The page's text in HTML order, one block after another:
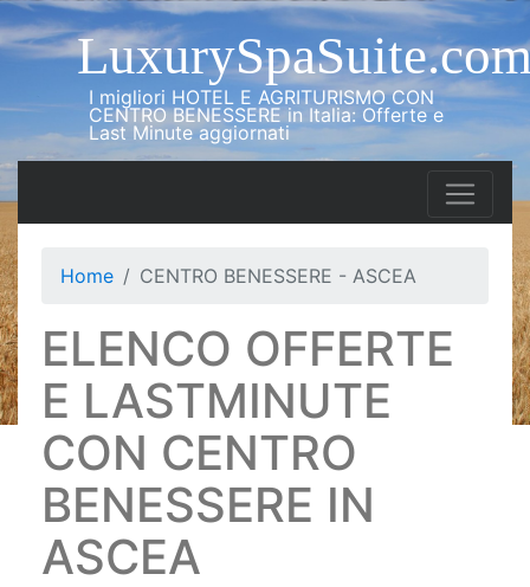
I migliori HOTEL E AGRITURISMO CON
CENTRO BENESSERE in Italia: Offerte e
Last Minute aggiornati
Home CENTRO BENESSERE - ASCEA
ELENCO OFFERTE
E LASTMINUTE
CON CENTRO
BENESSERE IN
ASCEA